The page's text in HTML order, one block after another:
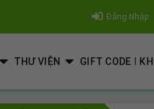
Đăng Nhập
THƯ VIỆN GIFT CODE I